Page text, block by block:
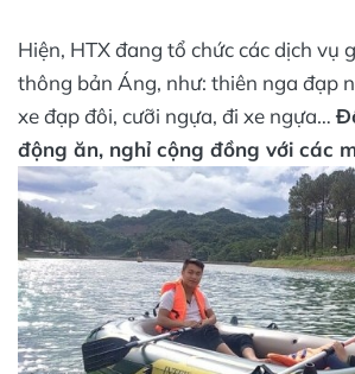
Hiện, HTX đang tổ chức các dịch vụ
thông bản Áng, như: thiên nga đạp
xe đạp đôi, cưỡi ngựa, đi xe ngựa…
động ăn, nghỉ cộng đồng với các